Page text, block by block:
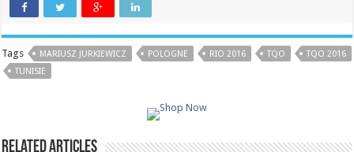
Tags MARIUSZ JURKIEWICZ POLOGNE RIO 2016 TQO
TQO 2016
TUNISIE
Related Articles